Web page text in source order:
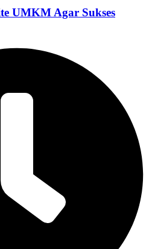
UMKM Agar Sukses